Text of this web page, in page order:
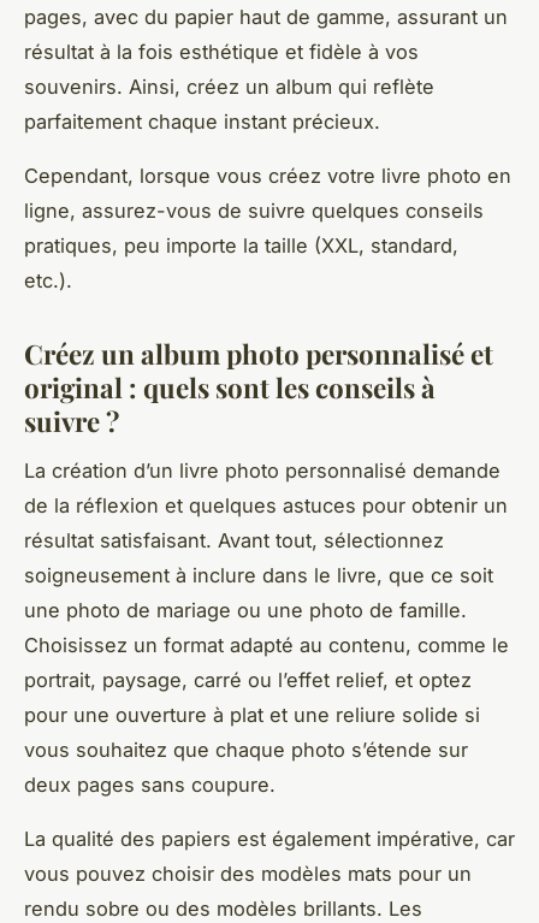
pages, avec du papier haut de gamme, assurant un
résultat à la fois esthétique et fidèle à vos
souvenirs. Ainsi, créez un album qui reflète
parfaitement chaque instant précieux.
Cependant, lorsque vous créez votre livre photo en
ligne, assurez-vous de suivre quelques conseils
pratiques, peu importe la taille (XXL, standard,
etc.).
Créez un album photo personnalisé et
original : quels sont les conseils à
suivre ?
La création d’un livre photo personnalisé demande
de la réflexion et quelques astuces pour obtenir un
résultat satisfaisant. Avant tout, sélectionnez
soigneusement à inclure dans le livre, que ce soit
une photo de mariage ou une photo de famille.
Choisissez un format adapté au contenu, comme le
portrait, paysage, carré ou l’effet relief, et optez
pour une ouverture à plat et une reliure solide si
vous souhaitez que chaque photo s’étende sur
deux pages sans coupure.
La qualité des papiers est également impérative, car
vous pouvez choisir des modèles mats pour un
rendu sobre ou des modèles brillants. Les